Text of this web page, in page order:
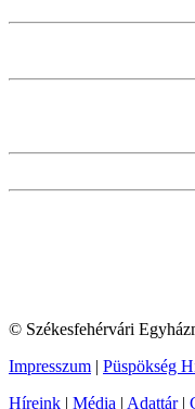
© Székesfehérvári
Impresszum | Püspökség
Híreink | Média | Adattár|